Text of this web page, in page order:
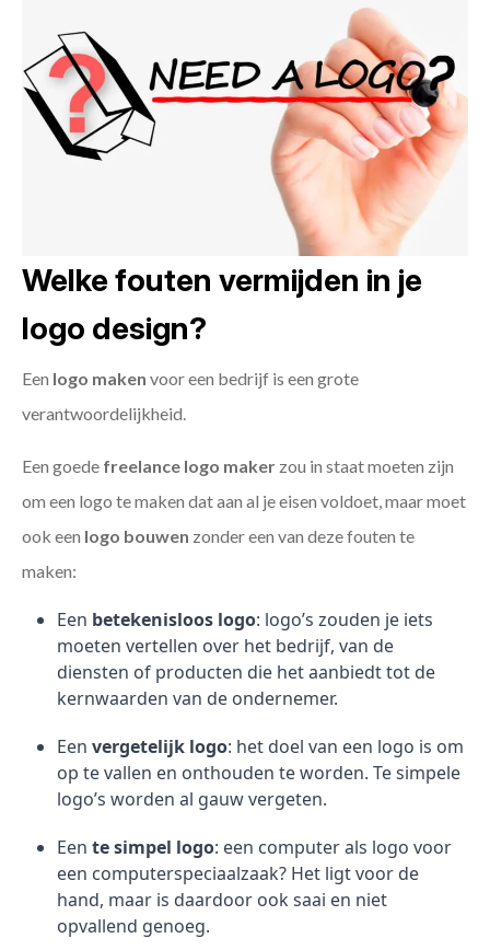
Welke fouten vermijden in je
logo design?
Een logo maken voor een bedrijf is een grote
verantwoordelijkheid.
Een goede freelance logo maker zou in staat moeten zijn
om een logo te maken dat aan al je eisen voldoet, maar moet
ook een logo bouwen zonder een van deze fouten te
maken:
Een betekenisloos logo: logo’s zouden je iets
moeten vertellen over het bedrijf, van de
diensten of producten die het aanbiedt tot de
kernwaarden van de ondernemer.
Een vergetelijk logo: het doel van een logo is om
op te vallen en onthouden te worden. Te simpele
logo’s worden al gauw vergeten.
Een te simpel logo: een computer als logo voor
een computerspeciaalzaak? Het ligt voor de
hand, maar is daardoor ook saai en niet
opvallend genoeg.